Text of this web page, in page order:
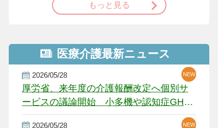
もっと見る
医療介護最新ニュース
2026/05/28
厚労省、来年度の介護報酬改定へ個別サ
ービスの議論開始 小多機や認知症GH、
厳しい経営環境に危機感
NEW
NEW
NEW
2026/05/28 NEW
NEW